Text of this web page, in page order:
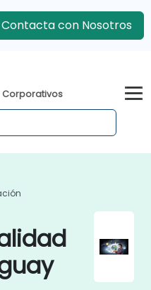
Contacta con Nosotros
Corporativos